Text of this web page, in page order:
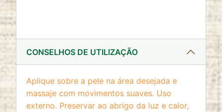
CONSELHOS DE UTILIZAÇÃO
Aplique sobre a pele na área desejada e
massaje com movimentos suaves. Uso
externo. Preservar ao abrigo da luz e calor,